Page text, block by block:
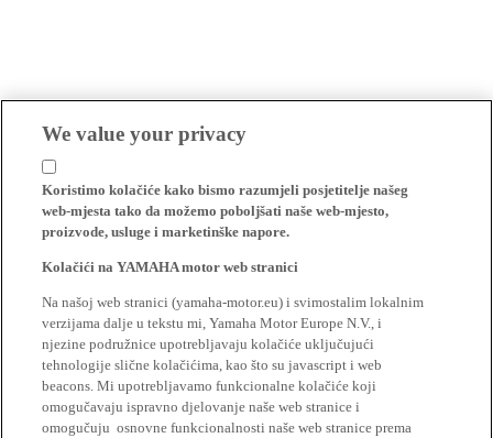
We value your privacy
Koristimo kolačiće kako bismo razumjeli posjetitelje našeg
web-mjesta tako da možemo poboljšati naše web-mjesto,
proizvode, usluge i marketinške napore.
Kolačići na YAMAHA motor web stranici
Na našoj web stranici (yamaha-motor.eu) i svimostalim lokalnim
verzijama dalje u tekstu mi, Yamaha Motor Europe N.V., i
njezine podružnice upotrebljavaju kolačiće uključujući
tehnologije slične kolačićima, kao što su javascript i web
beacons. Mi upotrebljavamo funkcionalne kolačiće koji
omogučavaju ispravno djelovanje naše web stranice i
omogučuju osnovne funkcionalnosti naše web stranice prema